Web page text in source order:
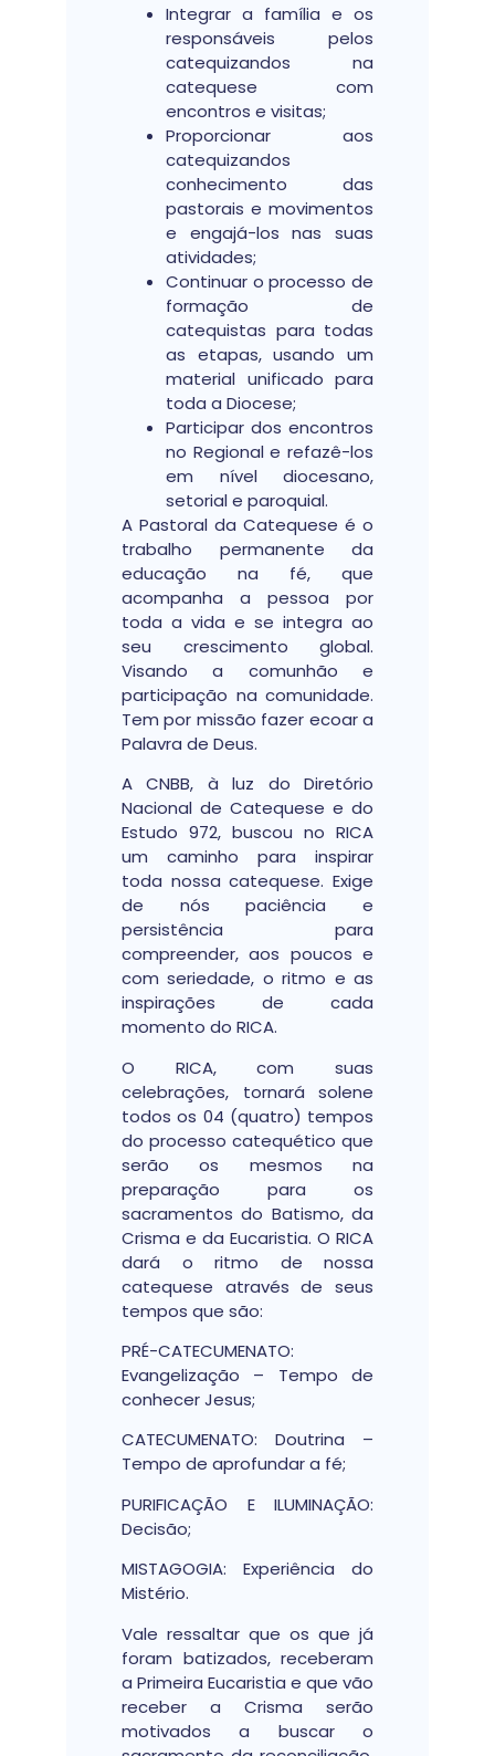
Integrar a família e os
responsáveis pelos
catequizandos na
catequese com
encontros e visitas;
Proporcionar aos
catequizandos
conhecimento das
pastorais e movimentos
e engajá-los nas suas
atividades;
Continuar o processo de
formação de
catequistas para todas
as etapas, usando um
material unificado para
toda a Diocese;
Participar dos encontros
no Regional e refazê-los
em nível diocesano,
setorial e paroquial.
A Pastoral da Catequese é o
trabalho permanente da
educação na fé, que
acompanha a pessoa por
toda a vida e se integra ao
seu crescimento global.
Visando a comunhão e
participação na comunidade.
Tem por missão fazer ecoar a
Palavra de Deus.
A CNBB, à luz do Diretório
Nacional de Catequese e do
Estudo 972, buscou no RICA
um caminho para inspirar
toda nossa catequese. Exige
de nós paciência e
persistência para
compreender, aos poucos e
com seriedade, o ritmo e as
inspirações de cada
momento do RICA.
O RICA, com suas
celebrações, tornará solene
todos os 04 (quatro) tempos
do processo catequético que
serão os mesmos na
preparação para os
sacramentos do Batismo, da
Crisma e da Eucaristia. O RICA
dará o ritmo de nossa
catequese através de seus
tempos que são:
PRÉ-CATECUMENATO:
Evangelização – Tempo de
conhecer Jesus;
CATECUMENATO: Doutrina –
Tempo de aprofundar a fé;
PURIFICAÇÃO E ILUMINAÇÃO:
Decisão;
MISTAGOGIA: Experiência do
Mistério.
Vale ressaltar que os que já
foram batizados, receberam
a Primeira Eucaristia e que vão
receber a Crisma serão
motivados a buscar o